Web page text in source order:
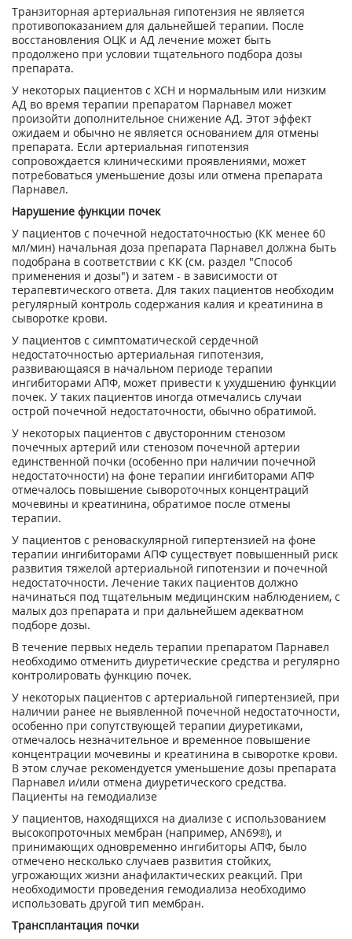
Транзиторная артериальная гипотензия не является
противопоказанием для дальнейшей терапии. После
восстановления ОЦК и АД лечение может быть
продолжено при условии тщательного подбора дозы
препарата.
У некоторых пациентов с ХСН и нормальным или низким
АД во время терапии препаратом Парнавел может
произойти дополнительное снижение АД. Этот эффект
ожидаем и обычно не является основанием для отмены
препарата. Если артериальная гипотензия
сопровождается клиническими проявлениями, может
потребоваться уменьшение дозы или отмена препарата
Парнавел.
Нарушение функции почек
У пациентов с почечной недостаточностью (КК менее 60
мл/мин) начальная доза препарата Парнавел должна быть
подобрана в соответствии с КК (см. раздел "Способ
применения и дозы") и затем - в зависимости от
терапевтического ответа. Для таких пациентов необходим
регулярный контроль содержания калия и креатинина в
сыворотке крови.
У пациентов с симптоматической сердечной
недостаточностью артериальная гипотензия,
развивающаяся в начальном периоде терапии
ингибиторами АПФ, может привести к ухудшению функции
почек. У таких пациентов иногда отмечались случаи
острой почечной недостаточности, обычно обратимой.
У некоторых пациентов с двусторонним стенозом
почечных артерий или стенозом почечной артерии
единственной почки (особенно при наличии почечной
недостаточности) на фоне терапии ингибиторами АПФ
отмечалось повышение сывороточных концентраций
мочевины и креатинина, обратимое после отмены
терапии.
У пациентов с реноваскулярной гипертензией на фоне
терапии ингибиторами АПФ существует повышенный риск
развития тяжелой артериальной гипотензии и почечной
недостаточности. Лечение таких пациентов должно
начинаться под тщательным медицинским наблюдением, с
малых доз препарата и при дальнейшем адекватном
подборе дозы.
В течение первых недель терапии препаратом Парнавел
необходимо отменить диуретические средства и регулярно
контролировать функцию почек.
У некоторых пациентов с артериальной гипертензией, при
наличии ранее не выявленной почечной недостаточности,
особенно при сопутствующей терапии диуретиками,
отмечалось незначительное и временное повышение
концентрации мочевины и креатинина в сыворотке крови.
В этом случае рекомендуется уменьшение дозы препарата
Парнавел и/или отмена диуретического средства.
Пациенты на гемодиализе
У пациентов, находящихся на диализе с использованием
высокопроточных мембран (например, AN69®), и
принимающих одновременно ингибиторы АПФ, было
отмечено несколько случаев развития стойких,
угрожающих жизни анафилактических реакций. При
необходимости проведения гемодиализа необходимо
использовать другой тип мембран.
Трансплантация почки